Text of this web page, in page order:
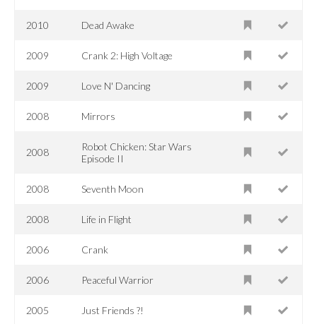
2010 Dead Awake
2009 Crank 2: High Voltage
2009 Love N' Dancing
2008 Mirrors
2008
Robot Chicken: Star Wars
Episode II
2008 Seventh Moon
2008 Life in Flight
2006 Crank
2006 Peaceful Warrior
2005 Just Friends ?!